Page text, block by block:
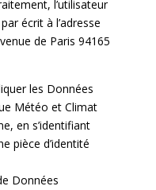
l’utilisateur
écrit à l’adresse
de Paris 94165
les Données
Météo et Climat
en s’identifiant
pièce d’identité
Données